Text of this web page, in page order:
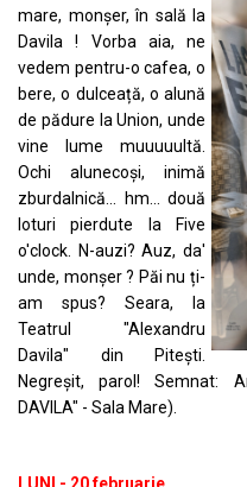
mare, monșer, în sală la
Davila ! Vorba aia, ne
vedem pentru-o cafea, o
bere, o dulceață, o alună
de pădure la Union, unde
vine lume muuuuultă.
Ochi alunecoși, inimă
zburdalnică... hm... două
loturi pierdute la Five
o'clock. N-auzi? Auz, da'
unde, monșer ? Păi nu ți-
am spus? Seara, la
Teatrul "Alexandru
Davila" din Pitești.
Negreșit, parol! Semnat:
DAVILA" - Sala Mare).